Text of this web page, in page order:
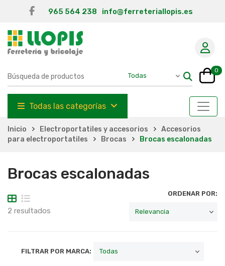
965 564 238 info@ferreteriallopis.es
0
Todas las categorías
Inicio Electroportatiles y accesorios
Accesorios
para electroportatiles
Brocas Brocas escalonadas
Brocas escalonadas
2 resultados
ORDENAR POR:
FILTRAR POR MARCA: